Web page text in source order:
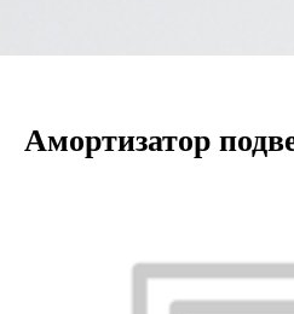
Амортизатор